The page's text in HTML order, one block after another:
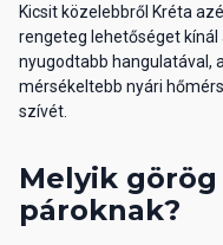
Kicsit közelebbről Kréta
rengeteg lehetőséget kínál
nyugodtabb hangulatával,
mérsékeltebb nyári
szívét.
Melyik
pároknak?